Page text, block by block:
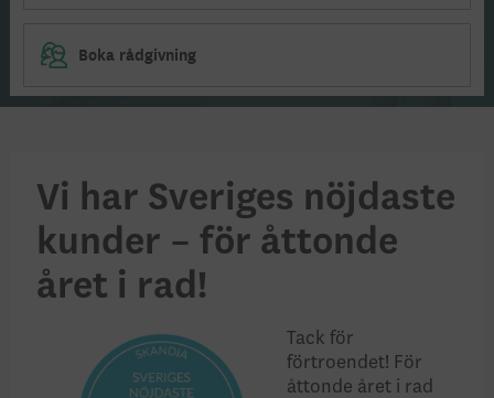
Boka rådgivning
Vi har Sveriges nöjdaste
kunder – för åttonde
året i rad!
Tack för
förtroendet! För
åttonde året i rad